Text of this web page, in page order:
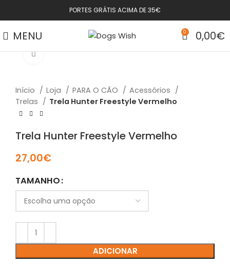
PORTES GRÁTIS ACIMA DE 35€
MENU 0 0,00€
Click to enlarge
Início Loja PARA O CÃO
Acessórios
Trelas
Trela Hunter Freestyle Vermelho
Trela Hunter Freestyle Vermelho
27,00€
TAMANHO
ADICIONAR